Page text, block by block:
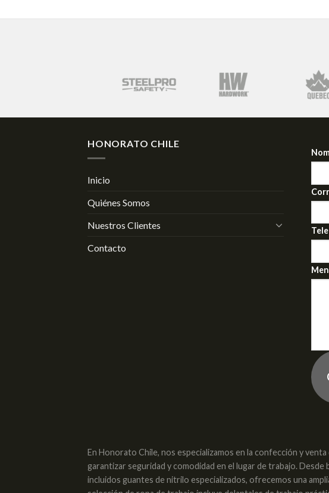
HONORATO CHILE
Inicio
Quiénes Somos
Nuestros Clientes
Contacto
En Honorato Chile, nos especializamos en la confección y
garantizar seguridad y comodidad en el lugar de trabajo.
incluidos guantes de nitrilo especializados, ofrecemos una